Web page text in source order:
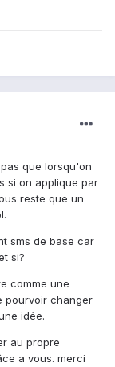
que lorsqu'on
si on applique par
reste que un
sms de base car
si?
comme une
pourvoir changer
idée.
au propre
a vous. merci